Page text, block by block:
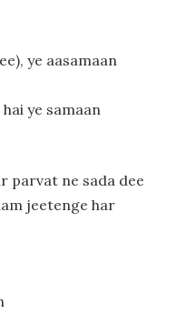
ye aasamaan
ye samaan
parvat ne sada dee
jeetenge har